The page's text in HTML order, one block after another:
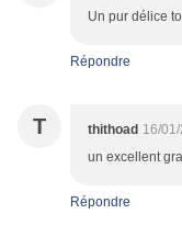
Un pur délice
Répondre
T thithoad 16/
un excellent
Répondre